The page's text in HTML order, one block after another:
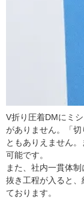
V折り圧着DMにミ
がありません。「
ともありえません
可能です。
また、社内一貫体
抜き工程が入ると
ております。